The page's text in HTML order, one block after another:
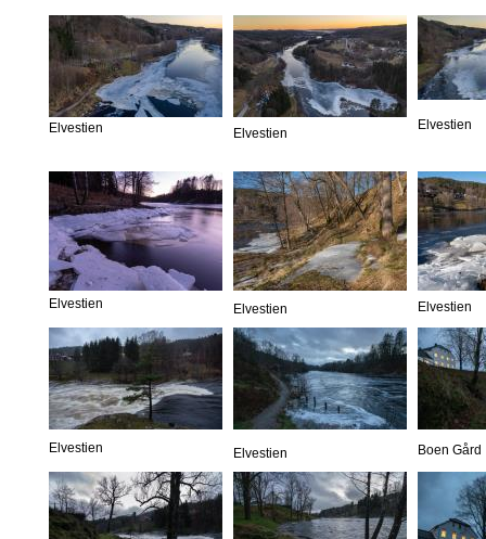
Elvestien Elvestien
Elvestien
Elvestien Elvestien Elvestien
Elvestien Elvestien Boen Gård